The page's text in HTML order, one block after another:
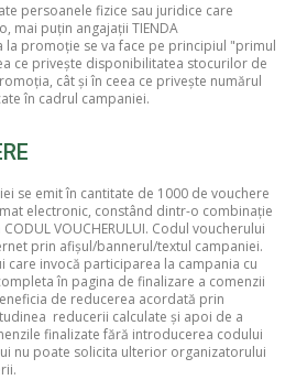
persoanele fizice sau juridice care
mai puțin angajații TIENDA
la promoție se va face pe principiul "primul
ce privește disponibilitatea stocurilor de
cât și în ceea ce privește numărul
în cadrul campaniei.
se emit în cantitate de 1000 de vouchere
electronic, constând dintr-o combinație
VOUCHERULUI. Codul voucherului
prin afișul/bannerul/textul campaniei.
invocă participarea la campania cu
în pagina de finalizare a comenzii
de reducerea acordată prin
reducerii calculate și apoi de a
finalizate fără introducerea codului
nu poate solicita ulterior organizatorului